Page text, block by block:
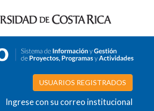
USUARIOS REGISTRADOS
Ingrese con su correo institucional